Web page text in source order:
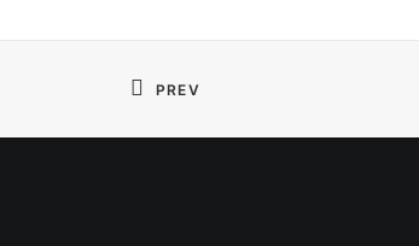
PREV